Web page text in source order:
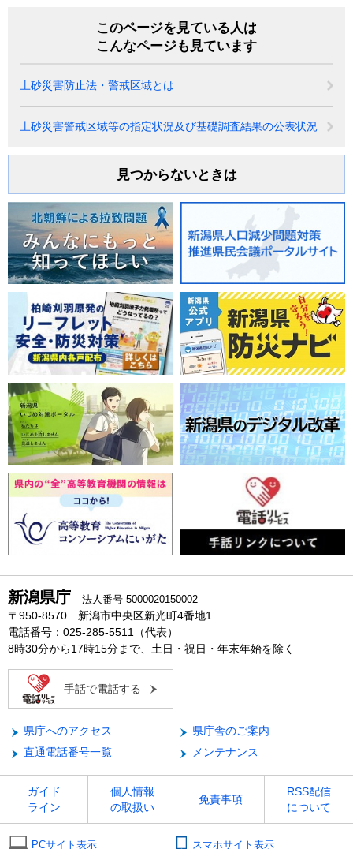
このページを見ている人は
こんなページも見ています
土砂災害防止法・警戒区域とは
土砂災害警戒区域等の指定状況及び基礎調査結果の公表状況
見つからないときは
新潟県庁 法人番号 5000020150002
〒950-8570 新潟市中央区新光町4番地1
電話番号：025-285-5511（代表）
8時30分から17時15分まで、土日・祝日・年末年始を除く
手話で電話する
県庁へのアクセス
県庁舎のご案内
直通電話番号一覧
メンテナンス
ガイド
ライン
個人情報
の取扱い
免責事項
RSS配信
について
PCサイト表示 スマホサイト表示